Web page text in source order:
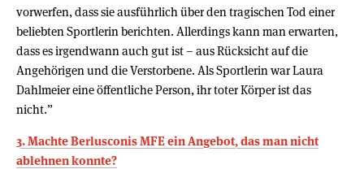
vorwerfen, dass sie ausführlich über den tragischen Tod einer
beliebten Sportlerin berichten. Allerdings kann man erwarten,
dass es irgendwann auch gut ist – aus Rücksicht auf die
Angehörigen und die Verstorbene. Als Sportlerin war Laura
Dahlmeier eine öffentliche Person, ihr toter Körper ist das
nicht.”
3. Machte Berlusconis MFE ein Angebot, das man nicht
ablehnen konnte?